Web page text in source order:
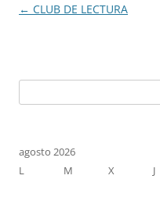
Navegación
← CLUB DE LECTURA
agosto 2026
L
M X J